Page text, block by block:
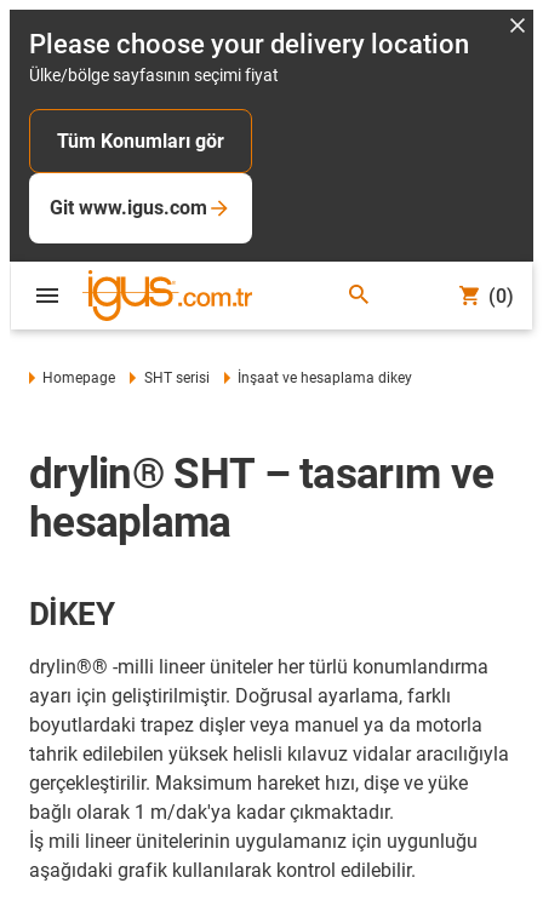
Please choose your delivery location
Ülke/bölge sayfasının seçimi fiyat
Tüm Konumları gör
Git www.igus.com
(0)
Homepage SHT serisi İnşaat ve hesaplama dikey
drylin® SHT – tasarım ve
hesaplama
DİKEY
drylin®® -milli lineer üniteler her türlü konumlandırma
ayarı için geliştirilmiştir. Doğrusal ayarlama, farklı
boyutlardaki trapez dişler veya manuel ya da motorla
tahrik edilebilen yüksek helisli kılavuz vidalar aracılığıyla
gerçekleştirilir. Maksimum hareket hızı, dişe ve yüke
bağlı olarak 1 m/dak'ya kadar çıkmaktadır.
İş mili lineer ünitelerinin uygulamanız için uygunluğu
aşağıdaki grafik kullanılarak kontrol edilebilir.